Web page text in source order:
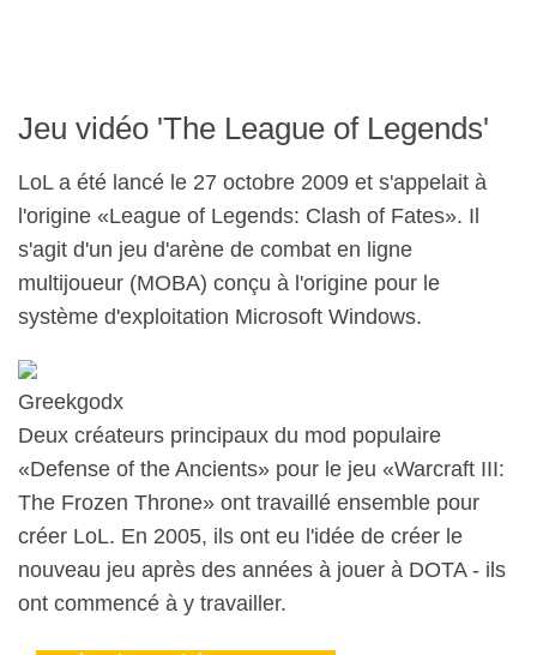
Jeu vidéo 'The League of Legends'
LoL a été lancé le 27 octobre 2009 et s'appelait à
l'origine «League of Legends: Clash of Fates». Il
s'agit d'un jeu d'arène de combat en ligne
multijoueur (MOBA) conçu à l'origine pour le
système d'exploitation Microsoft Windows.
Greekgodx
Deux créateurs principaux du mod populaire
«Defense of the Ancients» pour le jeu «Warcraft III:
The Frozen Throne» ont travaillé ensemble pour
créer LoL. En 2005, ils ont eu l'idée de créer le
nouveau jeu après des années à jouer à DOTA - ils
ont commencé à y travailler.